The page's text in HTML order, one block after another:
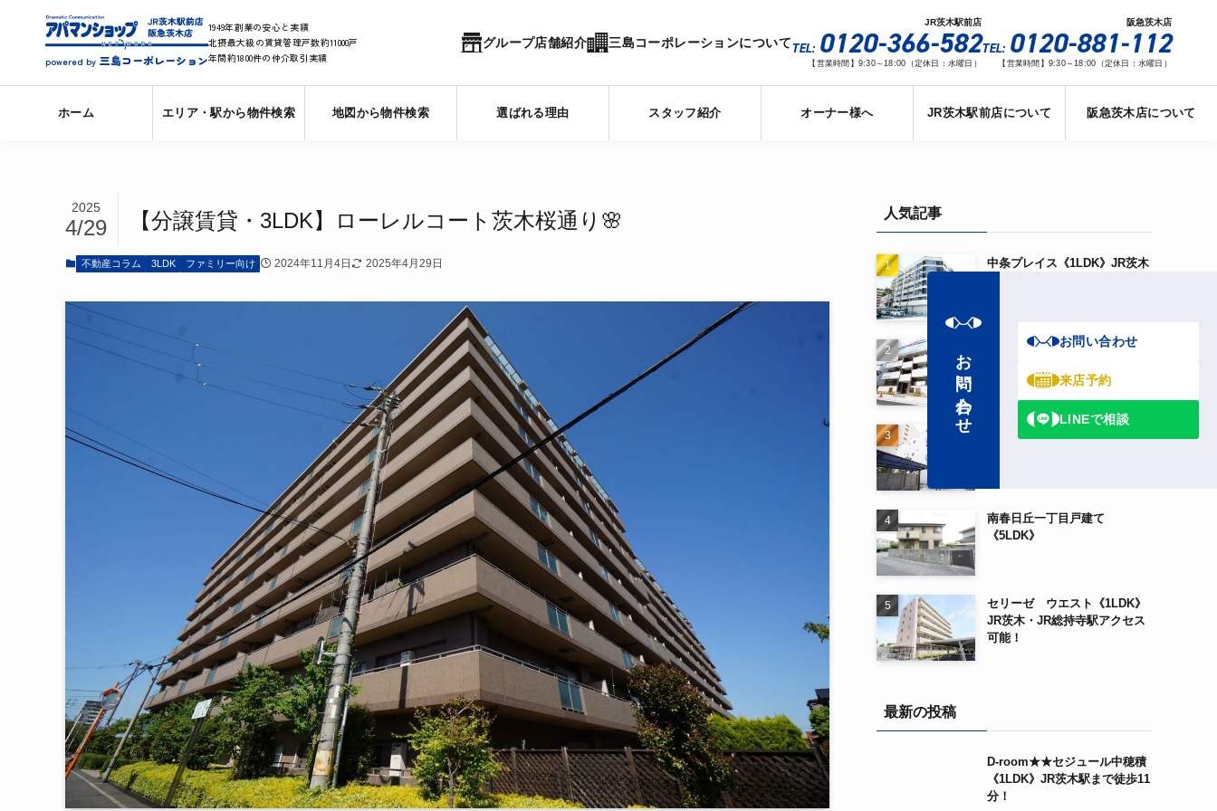
powered by 三島コーポレーション
1949年創業の安心と実績
北摂最大級の賃貸管理戸数約11000戸
年間約1800件の仲介取引実績
グループ店舗紹介 三島コーポレーションについて
JR茨木駅前店
TEL: 0120-366-582
【営業時間】9:30～18:00（定休日：水曜日）
阪急茨木店
TEL: 0120-881-112
【営業時間】9:30～18:00（定休日：水曜日）
ホーム エリア・駅から物件検索 地図から物件検索 選ばれる理由 スタッフ紹介 オーナー様へ JR茨木駅前店について 阪急茨木店について
【分譲賃貸・3LDK】ローレルコート茨木桜通り🌸
2025
4/29
不動産コラム 3LDK ファミリー向け 2024年11月4日 2025年4月29日
人気記事
中条プレイス《1LDK》JR茨木
D-room茨木《2LDK》阪急茨
南春日丘一丁目戸建て
《5LDK》
セリーゼ ウエスト《1LDK》
JR茨木・JR総持寺駅アクセス
可能！
最新の投稿
D-room★★セジュール中穂積
《1LDK》JR茨木駅まで徒歩11
分！
お問い合わせ
お問い合わせ
来店予約
LINEで相談